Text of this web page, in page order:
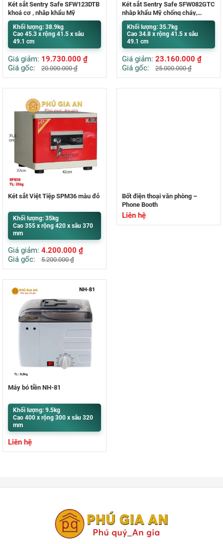
Két sắt Sentry Safe SFW123DTB
khoá cơ , nhập khẩu Mỹ
Khối lượng: 38.9kg
Cao 45.3 x rộng 41.5 x sâu
49.1 cm
Giá giảm: 19.730.000 ₫
Giá gốc:
20.000.000₫
Két sắt Sentry Safe SFW082GTC
nhập khẩu Mỹ chống cháy,
chống nước
Khối lượng: 35.7kg
Cao 34.8 x rộng 41.5 x sâu
49.1 cm
Giá giảm: 23.160.000 ₫
Giá gốc:
25.000.000₫
Két sắt Việt Tiệp SPM36 màu đỏ
Khối lượng: 35kg
Cao 355 x rộng 420 x sâu 370
mm
Giá giảm: 4.200.000 ₫
Giá gốc:
5.200.000₫
Bốt điện thoại văn phòng –
Phone Booth
Liên hệ
Máy bó tiền NH-81
Khối lượng: 9.5kg
Cao 400 x rộng 300 x sâu 320
mm
Liên hệ